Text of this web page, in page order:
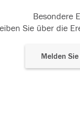
Besondere
Sie über die
Melden